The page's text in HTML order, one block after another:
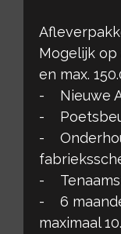
Mogelijk op
en max.
- Nieuwe
-
-
-
- 6
maximaal